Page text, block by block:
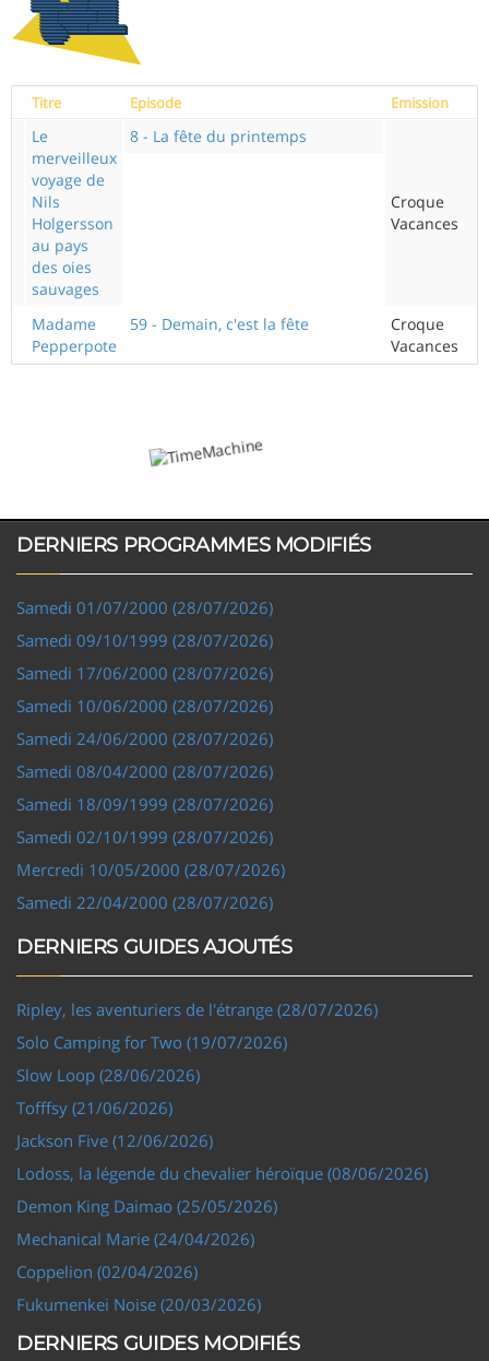
Titre Episode Emission
Le
merveilleux
voyage de
Nils
Holgersson
au pays
des oies
sauvages
8 - La fête du printemps
Croque
Vacances
Madame
Pepperpote
59 - Demain, c'est la fête
Croque
Vacances
DERNIERS PROGRAMMES MODIFIÉS
Samedi 01/07/2000 (28/07/2026)
Samedi 09/10/1999 (28/07/2026)
Samedi 17/06/2000 (28/07/2026)
Samedi 10/06/2000 (28/07/2026)
Samedi 24/06/2000 (28/07/2026)
Samedi 08/04/2000 (28/07/2026)
Samedi 18/09/1999 (28/07/2026)
Samedi 02/10/1999 (28/07/2026)
Mercredi 10/05/2000 (28/07/2026)
Samedi 22/04/2000 (28/07/2026)
DERNIERS GUIDES AJOUTÉS
Ripley, les aventuriers de l'étrange (28/07/2026)
Solo Camping for Two (19/07/2026)
Slow Loop (28/06/2026)
Tofffsy (21/06/2026)
Jackson Five (12/06/2026)
Lodoss, la légende du chevalier héroïque (08/06/2026)
Demon King Daimao (25/05/2026)
Mechanical Marie (24/04/2026)
Coppelion (02/04/2026)
Fukumenkei Noise (20/03/2026)
DERNIERS GUIDES MODIFIÉS